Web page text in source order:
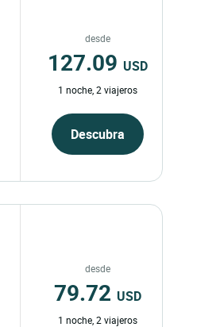
desde
127.09 USD
1 noche, 2 viajeros
Descubra
desde
79.72 USD
1 noche, 2 viajeros